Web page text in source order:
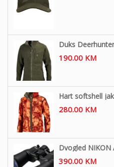
Duks
190.00 KM
Hart softshell
280.00 KM
Dvogled NIKON
390.00 KM